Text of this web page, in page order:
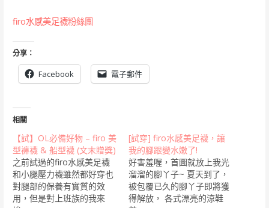
firo水感美足襪粉絲團
分享：
Facebook 電子郵件
相關
【試】OL必備好物 – firo 美
型褲襪 & 船型襪 (文末贈獎)
之前試過的firo水感美足襪
和小腿壓力襪雖然都好穿也
對腿部的保養有實質的效
用，但是對上班族的我來
[試穿] firo水感美足襪，讓
我的腳跟變水嫩了!
好害羞喔，首圖就放上我光
溜溜的腳丫子~ 夏天到了，
被包覆已久的腳丫子即將獲
得解放， 各式漂亮的涼鞋